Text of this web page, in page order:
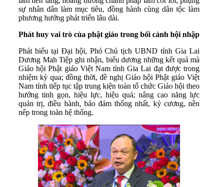
sự nhân dân làm mục tiêu, đồng hành cùng dân tộc làm
phương hướng phát triển lâu dài.
Phát huy vai trò của phật giáo trong bối cảnh hội nhập
Phát biểu tại Đại hội, Phó Chủ tịch UBND tỉnh Gia Lai
Dương Mah Tiệp ghi nhận, biểu dương những kết quả mà
Giáo hội Phật giáo Việt Nam tỉnh Gia Lai đạt được trong
nhiệm kỳ qua; đồng thời, đề nghị Giáo hội Phật giáo Việt
Nam tỉnh tiếp tục tập trung kiện toàn tổ chức Giáo hội theo
hướng tinh gọn, hiệu lực, hiệu quả; nâng cao năng lực
quản trị, điều hành, bảo đảm thống nhất, kỷ cương, nền
nếp trong toàn hệ thống.